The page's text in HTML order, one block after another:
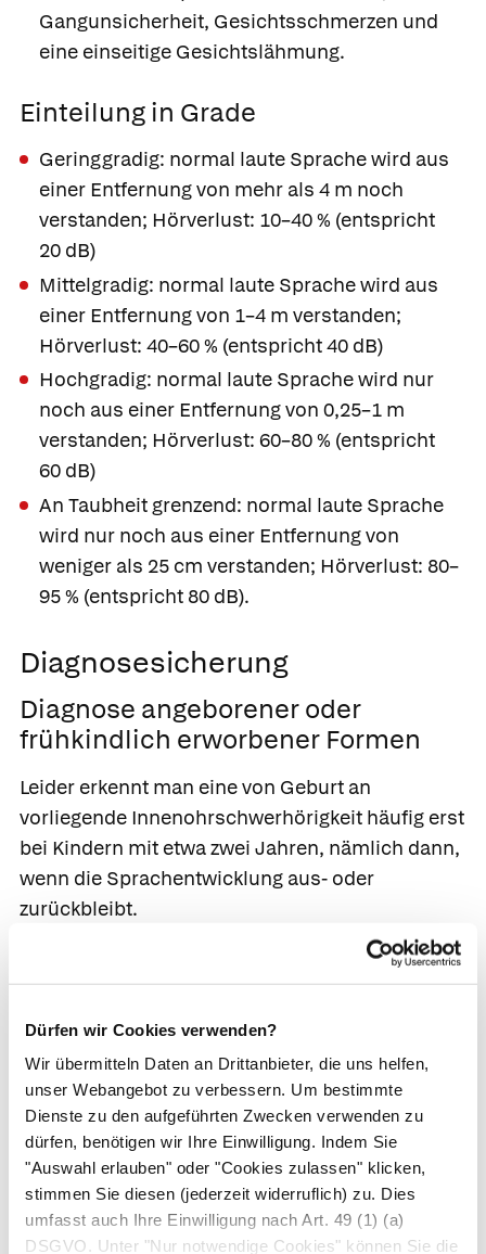
Dürfen wir Cookies verwenden?
Wir übermitteln Daten an Drittanbieter, die uns helfen,
unser Webangebot zu verbessern. Um bestimmte
Dienste zu den aufgeführten Zwecken verwenden zu
dürfen, benötigen wir Ihre Einwilligung. Indem Sie
"Auswahl erlauben" oder "Cookies zulassen" klicken,
stimmen Sie diesen (jederzeit widerruflich) zu. Dies
umfasst auch Ihre Einwilligung nach Art. 49 (1) (a)
DSGVO. Unter "Nur notwendige Cookies" können Sie die
Gangunsicherheit, Gesichtsschmerzen und
eine einseitige Gesichtslähmung.
Einteilung in Grade
Geringgradig: normal laute Sprache wird aus
einer Entfernung von mehr als 4 m noch
verstanden; Hörverlust: 10–40 % (entspricht
20 dB)
Mittelgradig: normal laute Sprache wird aus
einer Entfernung von 1–4 m verstanden;
Hörverlust: 40–60 % (entspricht 40 dB)
Hochgradig: normal laute Sprache wird nur
noch aus einer Entfernung von 0,25–1 m
verstanden; Hörverlust: 60–80 % (entspricht
60 dB)
An Taubheit grenzend: normal laute Sprache
wird nur noch aus einer Entfernung von
weniger als 25 cm verstanden; Hörverlust: 80–
95 % (entspricht 80 dB).
Diagnosesicherung
Diagnose angeborener oder
frühkindlich erworbener Formen
Leider erkennt man eine von Geburt an
vorliegende Innenohrschwerhörigkeit häufig erst
bei Kindern mit etwa zwei Jahren, nämlich dann,
wenn die Sprachentwicklung aus- oder
zurückbleibt.
Die Grundlagen für den Spracherwerb werden
jedoch bereits in den ersten zwölf Monaten
wichtig. Mit objektiven Messverfahren wie
otoakustischenEmissionenoder der
Hirnstammaudiometriekönnen Ärzte schon
Neugeborene auf Schwerhörigkeit untersuchen,
da sie auch ohne Mitarbeit des Kindes
funktionieren. Die Kosten desHörscreenings